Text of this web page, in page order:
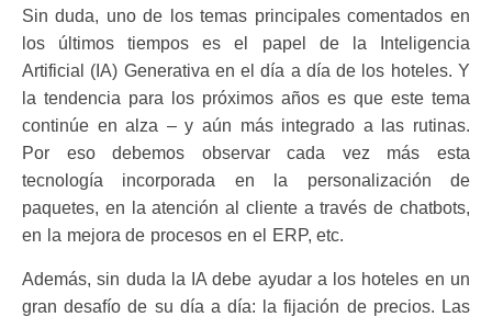
Sin duda, uno de los temas principales comentados en
los últimos tiempos es el papel de la Inteligencia
Artificial (IA) Generativa en el día a día de los hoteles. Y
la tendencia para los próximos años es que este tema
continúe en alza – y aún más integrado a las rutinas.
Por eso debemos observar cada vez más esta
tecnología incorporada en la personalización de
paquetes, en la atención al cliente a través de chatbots,
en la mejora de procesos en el ERP, etc.
Además, sin duda la IA debe ayudar a los hoteles en un
gran desafío de su día a día: la fijación de precios. Las